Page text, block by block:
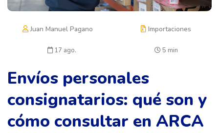
Juan Manuel Pagano Importaciones
17 ago. 5 min
Envíos personales
consignatarios: qué son y
cómo consultar en ARCA